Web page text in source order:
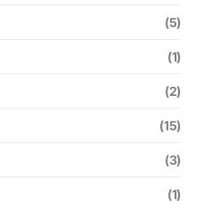
(5)
(1)
(2)
(15)
(3)
(1)